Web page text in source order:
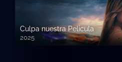
Culpa nuestra Pelicula
2025
720p HD